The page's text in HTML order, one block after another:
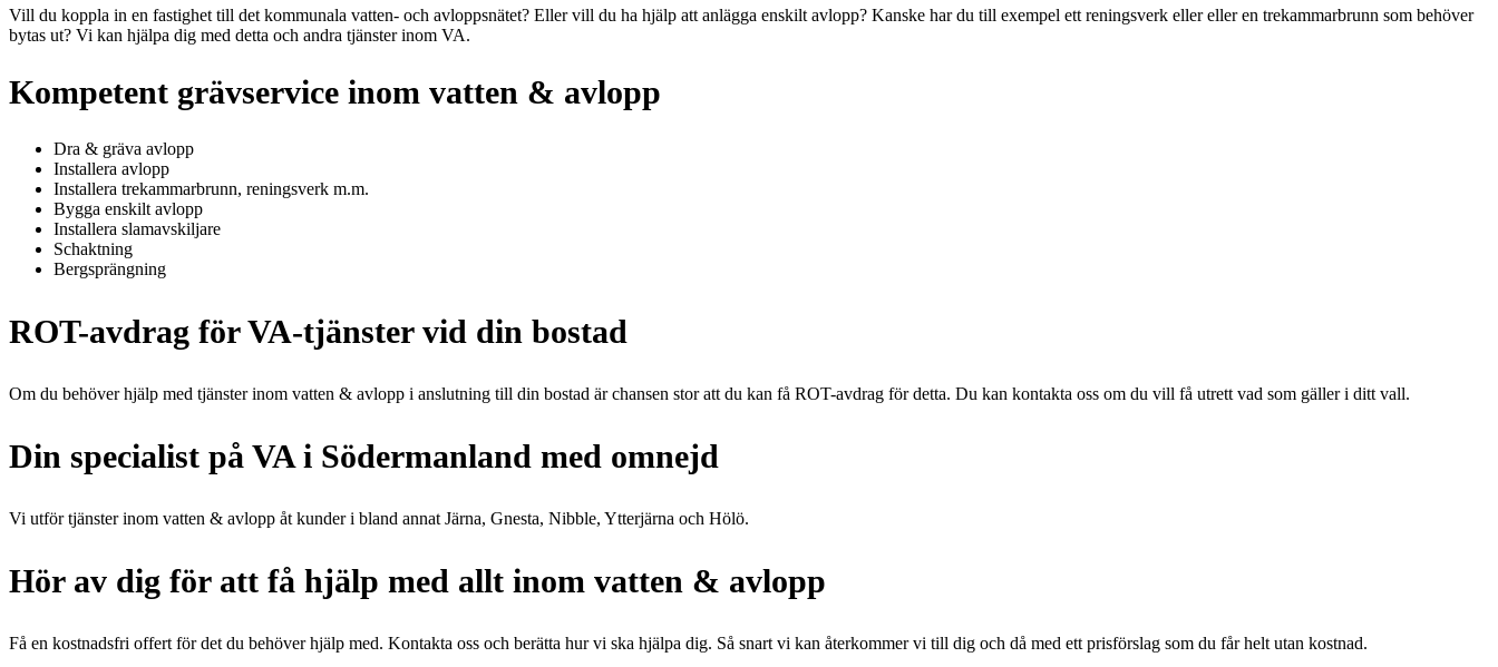
Vill du koppla in en fastighet till det kommunala vatten- och avloppsnätet? Eller vill du ha hjälp att anlägga enskilt avlopp? Kanske har du till exempel ett reningsverk eller eller en trekammarbrunn som behöver
bytas ut? Vi kan hjälpa dig med detta och andra tjänster inom VA.
Kompetent grävservice inom vatten & avlopp
Dra & gräva avlopp
Installera avlopp
Installera trekammarbrunn, reningsverk m.m.
Bygga enskilt avlopp
Installera slamavskiljare
Schaktning
Bergsprängning
ROT-avdrag för VA-tjänster vid din bostad
Om du behöver hjälp med tjänster inom vatten & avlopp i anslutning till din bostad är chansen stor att du kan få ROT-avdrag för detta. Du kan kontakta oss om du vill få utrett vad som gäller i ditt vall.
Din specialist på VA i Södermanland med omnejd
Vi utför tjänster inom vatten & avlopp åt kunder i bland annat Järna, Gnesta, Nibble, Ytterjärna och Hölö.
Hör av dig för att få hjälp med allt inom vatten & avlopp
Få en kostnadsfri offert för det du behöver hjälp med. Kontakta oss och berätta hur vi ska hjälpa dig. Så snart vi kan återkommer vi till dig och då med ett prisförslag som du får helt utan kostnad.